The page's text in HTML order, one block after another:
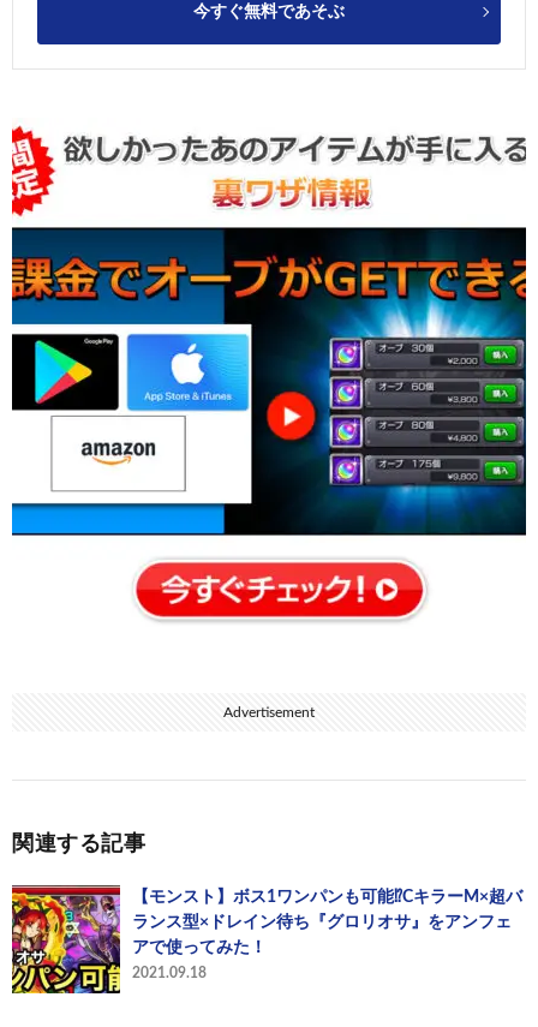
今すぐ無料であそぶ
Advertisement
関連する記事
【モンスト】ボス1ワンパンも可能⁉︎CキラーM×超バ
ランス型×ドレイン待ち『グロリオサ』をアンフェ
アで使ってみた！
2021.09.18